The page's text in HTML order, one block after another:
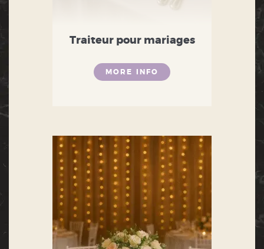
Traiteur pour mariages
MORE INFO